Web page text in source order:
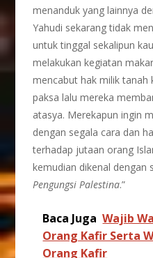
menanduk yang lainnya
Yahudi sekarang tidak
untuk tinggal sekalipun
melakukan kegiatan
mencabut hak milik tanah
paksa lalu mereka
atasya. Merekapun ingin
dengan segala cara dan
terhadap jutaan orang
kemudian dikenal dengan
Pengungsi Palestina.”
Baca Juga Wajib
Orang Kafir Serta
Orang Kafir